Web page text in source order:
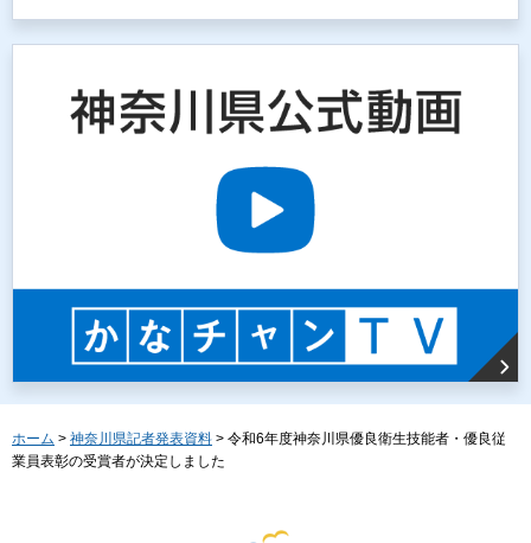
ホーム > 神奈川県記者発表資料 > 令和6年度神奈川県優良衛生技能者・優良従
業員表彰の受賞者が決定しました